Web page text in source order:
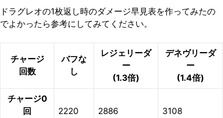
ドラグレオの1枚返し時のダメージ早見表を作ってみたの
でよかったら参考にしてみてください。
チャージ
回数
バフな
し
レジェリーダ
ー
(1.3倍)
デネヴリーダ
ー
(1.4倍)
チャージ0
回
2220 2886 3108